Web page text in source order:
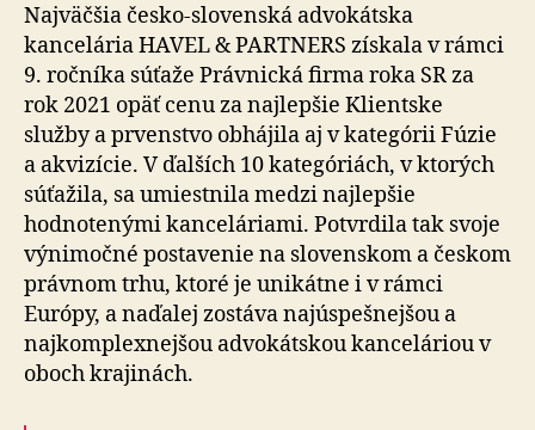
Najväčšia česko-slovenská advokátska
kancelária HAVEL & PARTNERS získala v rámci
9. ročníka súťaže Právnická firma roka SR za
rok 2021 opäť cenu za najlepšie Klientske
služby a prvenstvo obhájila aj v kategórii Fúzie
a akvizície. V ďalších 10 kategóriách, v ktorých
súťažila, sa umiestnila medzi najlepšie
hodnotenými kanceláriami. Potvrdila tak svoje
výnimočné postavenie na slovenskom a českom
právnom trhu, ktoré je unikátne i v rámci
Európy, a naďalej zostáva najúspešnejšou a
najkomplexnejšou advokátskou kanceláriou v
oboch krajinách.